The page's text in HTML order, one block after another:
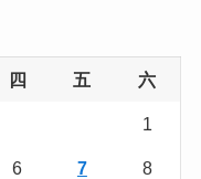
四 五 六
1
6 7 8